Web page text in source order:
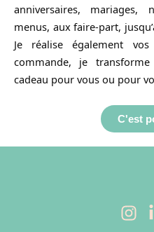
anniversaires, mariages,
menus, aux faire-part,
Je réalise également
commande, je
cadeau pour vous ou pour
C'est